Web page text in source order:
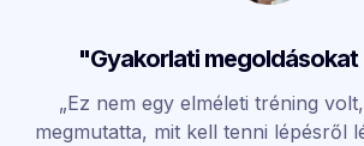
"Gyakorlati
„Ez nem egy elméleti tréning
megmutatta, mit kell tenni lépésről